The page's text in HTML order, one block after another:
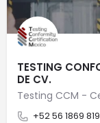
TESTING
DE CV.
Testing CCM -
+52 56 1869